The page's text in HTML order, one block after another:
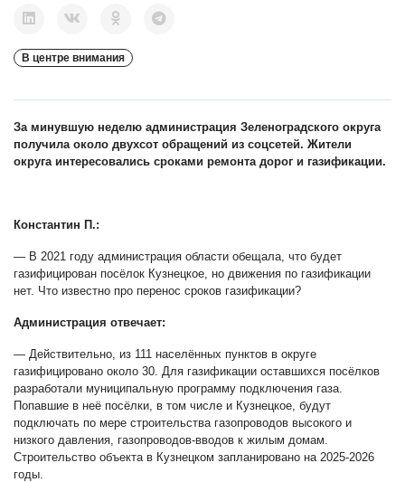
В центре внимания
За минувшую неделю администрация Зеленоградского округа
получила около двухсот обращений из соцсетей. Жители
округа интересовались сроками ремонта дорог и газификации.
Константин П.:
— В 2021 году администрация области обещала, что будет
газифицирован посёлок Кузнецкое, но движения по газификации
нет. Что известно про перенос сроков газификации?
Администрация отвечает:
— Действительно, из 111 населённых пунктов в округе
газифицировано около 30. Для газификации оставшихся посёлков
разработали муниципальную программу подключения газа.
Попавшие в неё посёлки, в том числе и Кузнецкое, будут
подключать по мере строительства газопроводов высокого и
низкого давления, газопроводов-вводов к жилым домам.
Строительство объекта в Кузнецком запланировано на 2025-2026
годы.